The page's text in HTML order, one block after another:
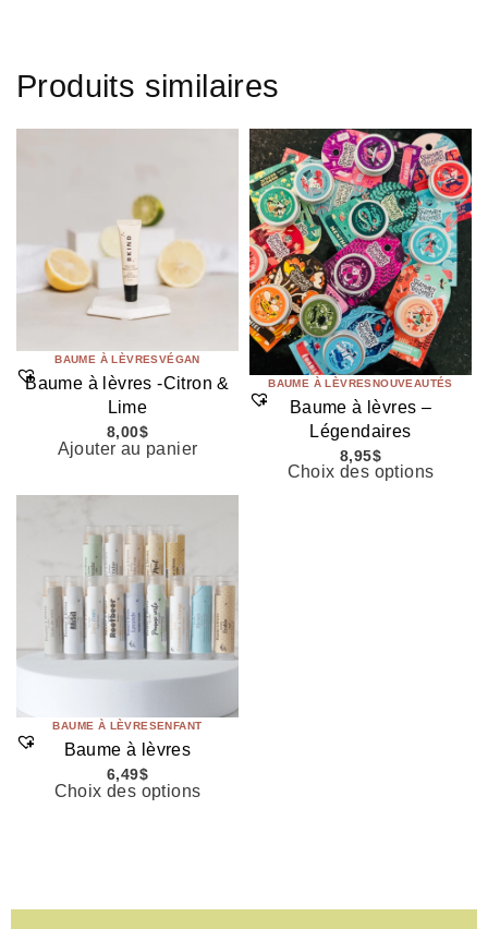
Produits similaires
BAUME À LÈVRESVÉGAN
Baume à lèvres -Citron &
Lime
8,00$
Ajouter au panier
BAUME À LÈVRESNOUVEAUTÉS
Baume à lèvres –
Légendaires
8,95$
Choix des options
BAUME À LÈVRESENFANT
Baume à lèvres
6,49$
Choix des options